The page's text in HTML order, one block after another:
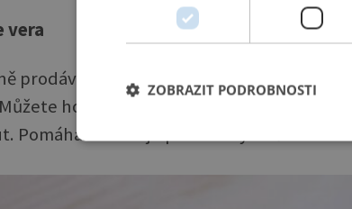
vera
prodávaný a zcela přírodní prostředek.
ho tedy vetřít do hřbetů rukou
Pomáhá také hojit prasklinky v kůži.
ZOBRAZIT PODROBNOSTI